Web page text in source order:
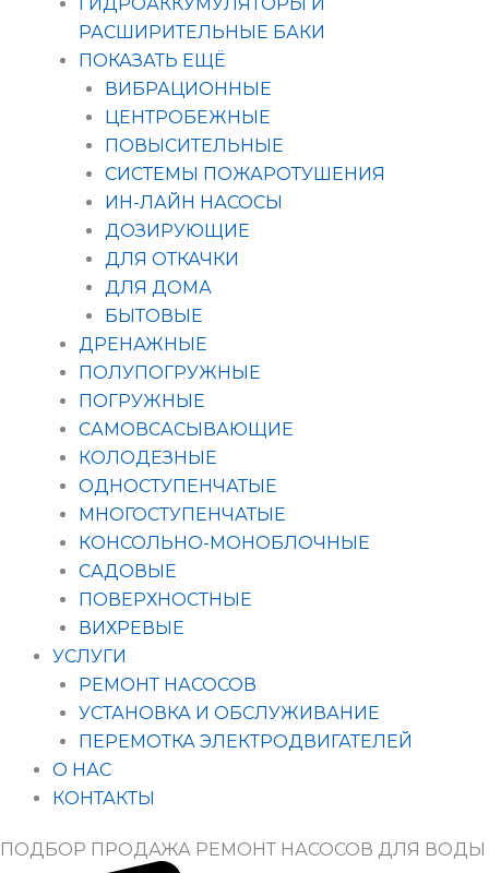
РАСШИРИТЕЛЬНЫЕ БАКИ
ПОКАЗАТЬ ЕЩЁ
ВИБРАЦИОННЫЕ
ЦЕНТРОБЕЖНЫЕ
ПОВЫСИТЕЛЬНЫЕ
СИСТЕМЫ ПОЖАРОТУШЕНИЯ
ИН-ЛАЙН НАСОСЫ
ДОЗИРУЮЩИЕ
ДЛЯ ОТКАЧКИ
ДЛЯ ДОМА
БЫТОВЫЕ
ДРЕНАЖНЫЕ
ПОЛУПОГРУЖНЫЕ
ПОГРУЖНЫЕ
САМОВСАСЫВАЮЩИЕ
КОЛОДЕЗНЫЕ
ОДНОСТУПЕНЧАТЫЕ
МНОГОСТУПЕНЧАТЫЕ
КОНСОЛЬНО-МОНОБЛОЧНЫЕ
САДОВЫЕ
ПОВЕРХНОСТНЫЕ
ВИХРЕВЫЕ
УСЛУГИ
РЕМОНТ НАСОСОВ
УСТАНОВКА И ОБСЛУЖИВАНИЕ
ПЕРЕМОТКА ЭЛЕКТРОДВИГАТЕЛЕЙ
О НАС
КОНТАКТЫ
ПОДБОР ПРОДАЖА РЕМОНТ НАСОСОВ ДЛЯ ВОДЫ